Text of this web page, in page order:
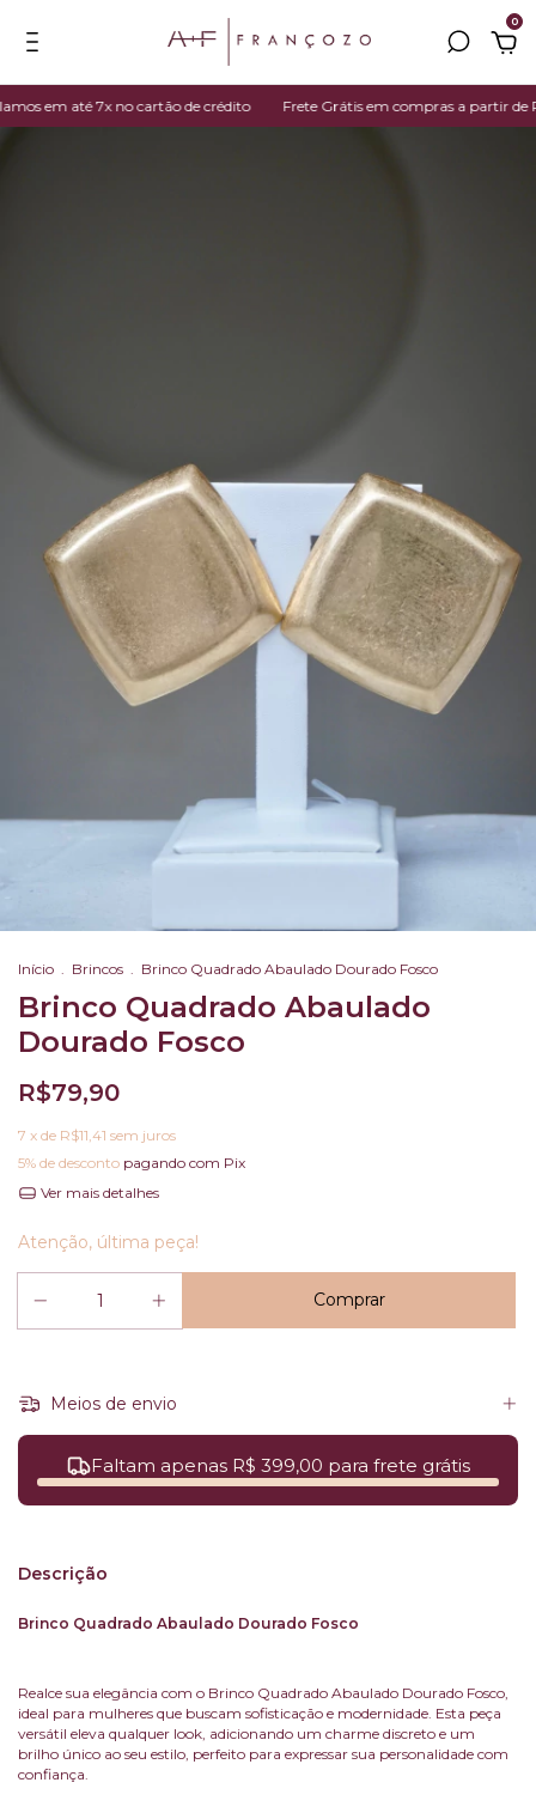
0
em até 7x no cartão de crédito Frete Grátis em compras a partir de R$
Início . Brincos . Brinco Quadrado Abaulado Dourado Fosco
Brinco Quadrado Abaulado
Dourado Fosco
R$79,90
7 x de R$11,41 sem juros
5% de desconto pagando com Pix
Ver mais detalhes
Atenção, última peça!
Meios de envio
Faltam apenas R$ 399,00 para frete grátis
Descrição
Brinco Quadrado Abaulado Dourado Fosco
Realce sua elegância com o Brinco Quadrado Abaulado Dourado Fosco,
ideal para mulheres que buscam sofisticação e modernidade. Esta peça
versátil eleva qualquer look, adicionando um charme discreto e um
brilho único ao seu estilo, perfeito para expressar sua personalidade com
confiança.